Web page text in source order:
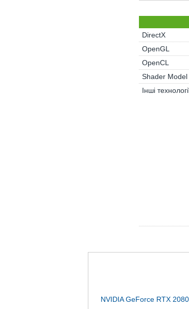
DirectX
OpenGL
OpenCL
Shader Model
Інші
NVIDIA GeForce RTX